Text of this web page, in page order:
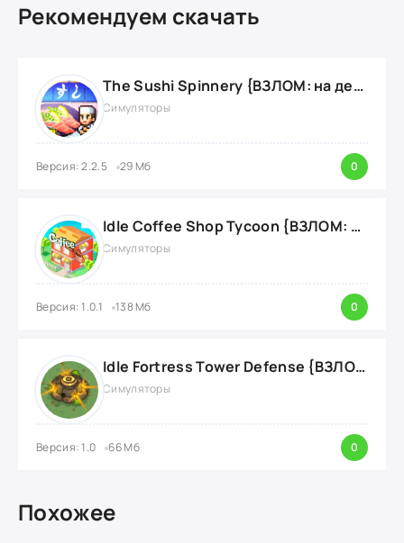
Рекомендуем скачать
The Sushi Spinnery {ВЗЛОМ: на деньги}
Симуляторы
Версия: 2.2.5 29 Мб 0
Idle Coffee Shop Tycoon {ВЗЛОМ: Много Денег}
Симуляторы
Версия: 1.0.1 138 Мб 0
Idle Fortress Tower Defense {ВЗЛОМ: много валюты}
Симуляторы
Версия: 1.0 66 Мб 0
Похожее